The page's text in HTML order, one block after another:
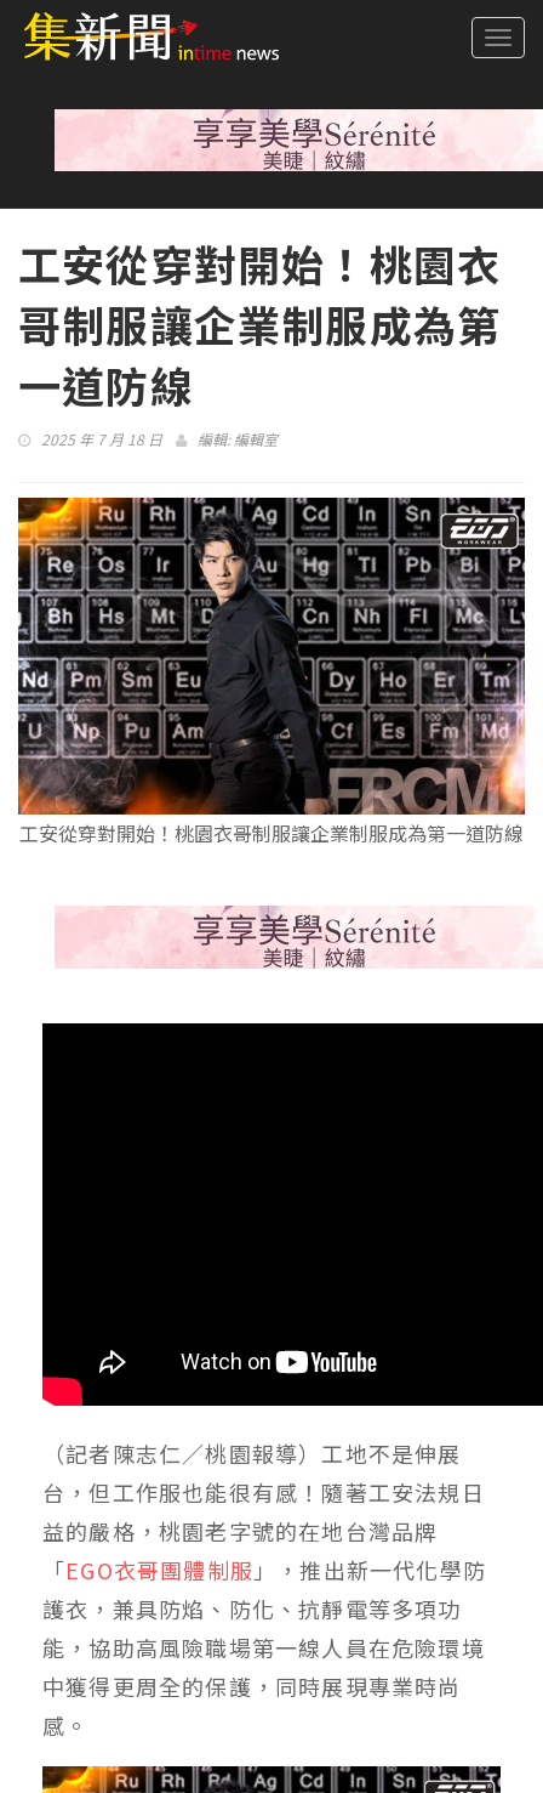
工安從穿對開始！桃園衣
哥制服讓企業制服成為第
一道防線
2025 年 7 月 18 日 編輯:編輯室
工安從穿對開始！桃園衣哥制服讓企業制服成為第一道防線
（記者陳志仁／桃園報導）工地不是伸展
台，但工作服也能很有感！隨著工安法規日
益的嚴格，桃園老字號的在地台灣品牌
「EGO衣哥團體制服 」，推出新一代化學防
護衣，兼具防焰、防化、抗靜電等多項功
能，協助高風險職場第一線人員在危險環境
中獲得更周全的保護，同時展現專業時尚
感。